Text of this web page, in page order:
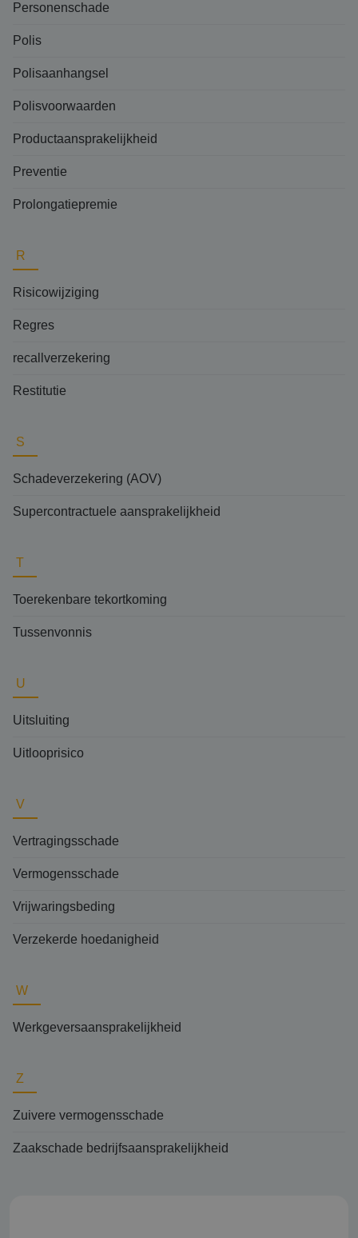
Personenschade
Polis
Polisaanhangsel
Polisvoorwaarden
Productaansprakelijkheid
Preventie
Prolongatiepremie
R
Risicowijziging
Regres
recallverzekering
Restitutie
S
Schadeverzekering (AOV)
Supercontractuele aansprakelijkheid
T
Toerekenbare tekortkoming
Tussenvonnis
U
Uitsluiting
Uitlooprisico
V
Vertragingsschade
Vermogensschade
Vrijwaringsbeding
Verzekerde hoedanigheid
W
Werkgeversaansprakelijkheid
Z
Zuivere vermogensschade
Zaakschade bedrijfsaansprakelijkheid